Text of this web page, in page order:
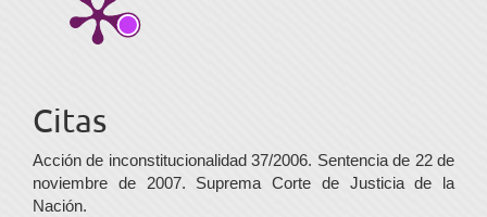
Citas
Acción de inconstitucionalidad 37/2006. Sentencia de 22 de
noviembre de 2007. Suprema Corte de Justicia de la
Nación.